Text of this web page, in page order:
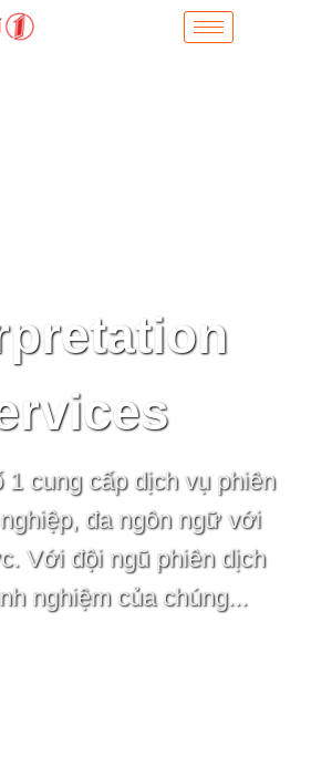
1 cung cấp dịch vụ phiên
đa ngôn ngữ với
Với đội ngũ phiên dịch
nghiệm của chúng...